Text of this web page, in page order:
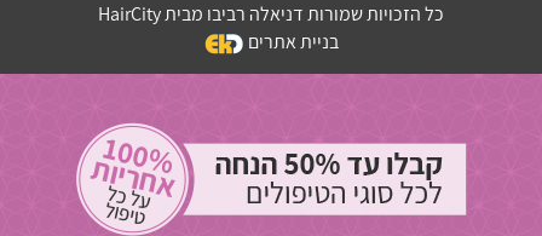
כל הזכויות שמורות דניאלה רביבו מבית HairCity
בניית אתרים